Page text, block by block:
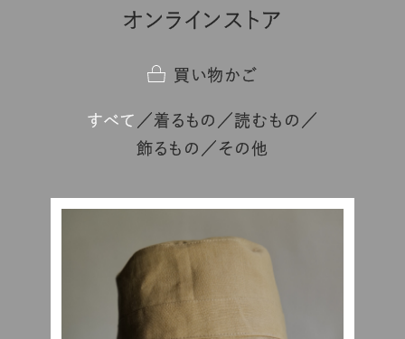
オンラインストア
すべて 着るもの
読むもの
飾るもの
その他
買い物かご